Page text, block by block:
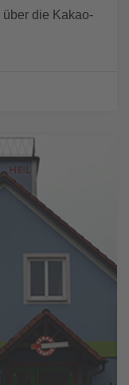
die Kakao-